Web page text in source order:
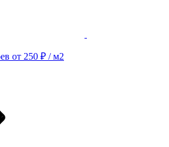
от 250 ₽ / м2